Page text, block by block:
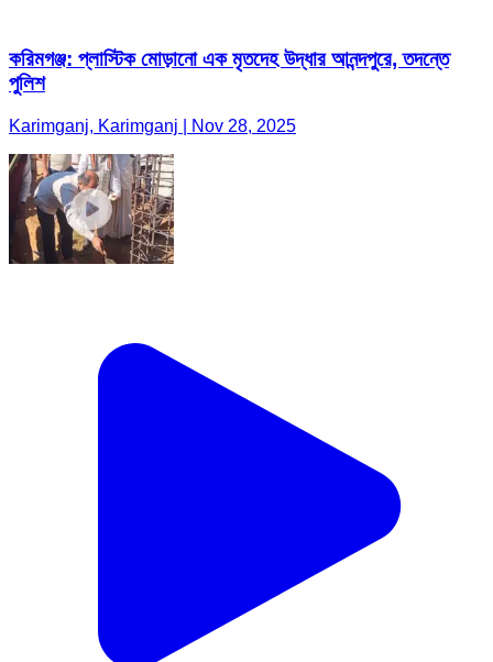
করিমগঞ্জ: প্লাস্টিক মোড়ানো এক মৃতদেহ উদ্ধার আনন্দপুরে, তদন্তে
পুলিশ
Karimganj, Karimganj | Nov 28, 2025